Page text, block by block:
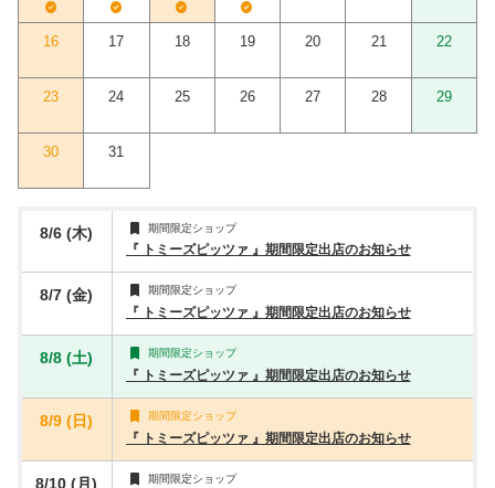
16 17 18 19 20 21 22
23 24 25 26 27 28 29
30 31
8/6 (木) 期間限定ショップ
『 トミーズピッツァ 』期間限定出店のお知らせ
8/7 (金) 期間限定ショップ
『 トミーズピッツァ 』期間限定出店のお知らせ
8/8 (土) 期間限定ショップ
『 トミーズピッツァ 』期間限定出店のお知らせ
8/9 (日) 期間限定ショップ
『 トミーズピッツァ 』期間限定出店のお知らせ
8/10 (月) 期間限定ショップ